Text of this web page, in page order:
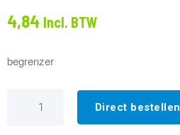
4,84 Incl. BTW
begrenzer
DoorstroombegrenzerDirect bestellen